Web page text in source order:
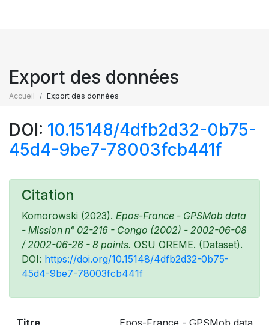
Export des données
Accueil Export des données
DOI: 10.15148/4dfb2d32-0b75-
45d4-9be7-78003fcb441f
Citation
Komorowski (2023). Epos-France - GPSMob data
- Mission n° 02-216 - Congo (2002) - 2002-06-08
/ 2002-06-26 - 8 points. OSU OREME. (Dataset).
DOI: https://doi.org/10.15148/4dfb2d32-0b75-
45d4-9be7-78003fcb441f
Titre
Epos-France - GPSMob data